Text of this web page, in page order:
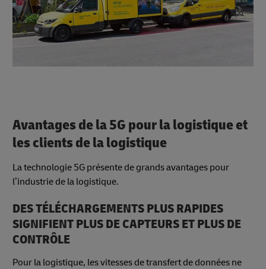
Avantages de la 5G pour la logistique et
les clients de la logistique
La technologie 5G présente de grands avantages pour
l’industrie de la logistique.
DES TÉLÉCHARGEMENTS PLUS RAPIDES
SIGNIFIENT PLUS DE CAPTEURS ET PLUS DE
CONTRÔLE
Pour la logistique, les vitesses de transfert de données ne